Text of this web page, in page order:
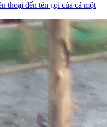
thoại đến tên gọi của cả một